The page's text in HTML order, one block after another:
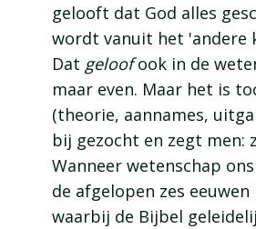
gelooft dat God alles
wordt vanuit het 'andere
Dat geloofook in de
maar even. Maar het is
(theorie, aannames,
bij gezocht en zegt men:
Wanneer wetenschap
de afgelopen zes
waarbij de Bijbel